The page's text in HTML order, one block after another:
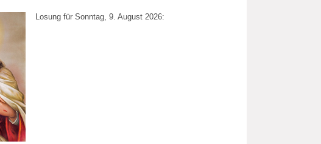
Losung für Sonntag, 9. August 2026: